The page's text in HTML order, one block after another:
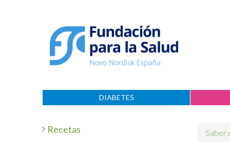
DIABETES
Recetas
Saber